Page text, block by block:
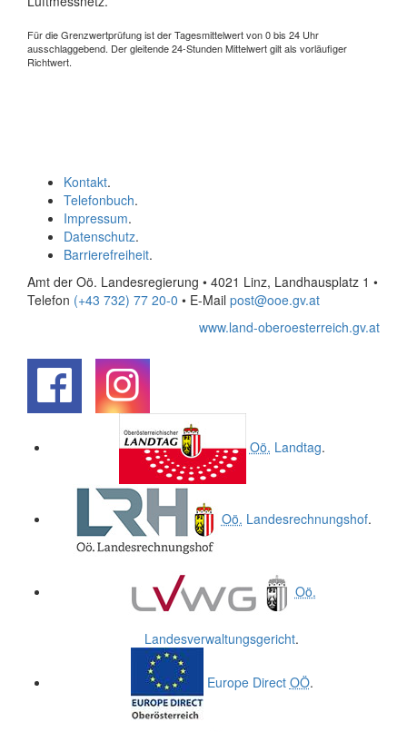
Für die Grenzwertprüfung ist der Tagesmittelwert von 0 bis 24 Uhr
ausschlaggebend. Der gleitende 24-Stunden Mittelwert gilt als vorläufiger
Richtwert.
Kontakt.
Telefonbuch.
Impressum.
Datenschutz.
Barrierefreiheit.
Amt der Oö. Landesregierung • 4021 Linz, Landhausplatz 1 •
Telefon (+43 732) 77 20-0 • E-Mail post@ooe.gv.at
www.land-oberoesterreich.gv.at
Oö. Landtag.
Oö. Landesrechnungshof.
Oö.
Landesverwaltungsgericht.
Europe Direct OÖ.